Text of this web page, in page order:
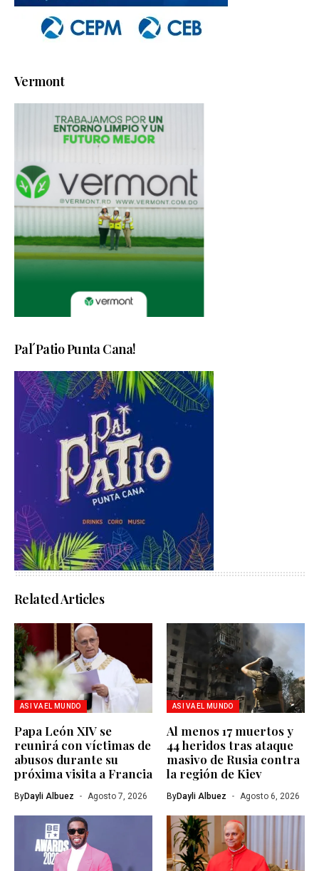
Vermont
Pal´Patio Punta Cana!
Related Articles
ASI VA EL MUNDO
Papa León XIV se
reunirá con víctimas de
abusos durante su
próxima visita a Francia
ByDayli Albuez Agosto 7, 2026
ASI VA EL MUNDO
Al menos 17 muertos y
44 heridos tras ataque
masivo de Rusia contra
la región de Kiev
ByDayli Albuez Agosto 6, 2026